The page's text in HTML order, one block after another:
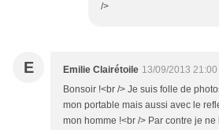
/>
E Emilie Clairétoile 13/09/2013 21:00
Bonsoir !<br /> Je suis folle de
mon portable mais aussi avec le
mon homme !<br /> Par contre je